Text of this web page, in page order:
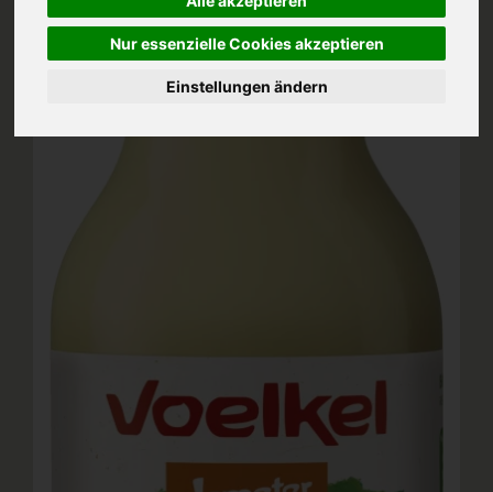
Nur essenzielle Cookies akzeptieren
Einstellungen ändern